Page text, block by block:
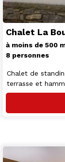
Chalet La
à moins de 500
8 personnes
Chalet de
terrasse et